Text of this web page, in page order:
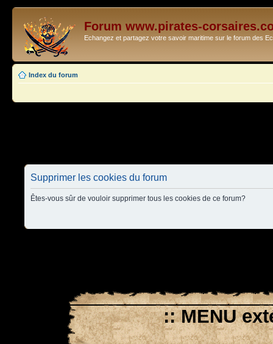
Forum www.pirates-
Echangez et partagez votre savoir maritime sur le forum des
Index du forum
Supprimer les cookies du forum
Êtes-vous sûr de vouloir supprimer tous les cookies de ce forum?
:: MENU